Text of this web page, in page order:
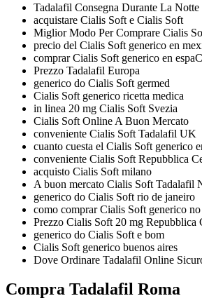
Tadalafil Consegna Durante La Notte
acquistare Cialis Soft e Cialis Soft
Miglior Modo Per Comprare Cialis
precio del Cialis Soft generico en
comprar Cialis Soft generico en
Prezzo Tadalafil Europa
generico do Cialis Soft germed
Cialis Soft generico ricetta medica
in linea 20 mg Cialis Soft Svezia
Cialis Soft Online A Buon Mercato
conveniente Cialis Soft Tadalafil UK
cuanto cuesta el Cialis Soft generico
conveniente Cialis Soft Repubblica
acquisto Cialis Soft milano
A buon mercato Cialis Soft Tadalafil
generico do Cialis Soft rio de janeiro
como comprar Cialis Soft generico
Prezzo Cialis Soft 20 mg Repubblica
generico do Cialis Soft e bom
Cialis Soft generico buenos aires
Dove Ordinare Tadalafil Online
Compra Tadalafil Roma